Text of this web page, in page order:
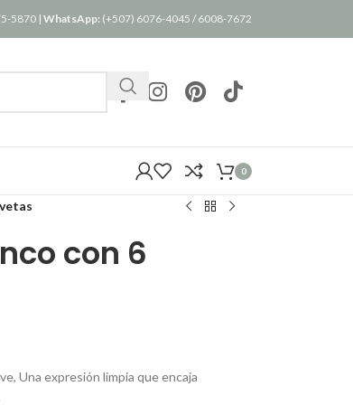
5870 | WhatsApp: (+507) 6076-4045 /6008-7672
0
con 6
Una expresión limpia que encaja